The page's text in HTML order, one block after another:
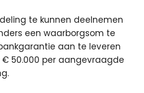
te kunnen deelnemen
een waarborgsom te
aan te leveren
50.000 per aangevraagde